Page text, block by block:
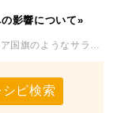
影響について»
うなサラダ カプレーゼ（イタリア七味）
シピ検索